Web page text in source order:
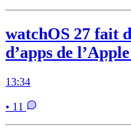
watchOS 27 fait
d’apps de
13:34
• 11